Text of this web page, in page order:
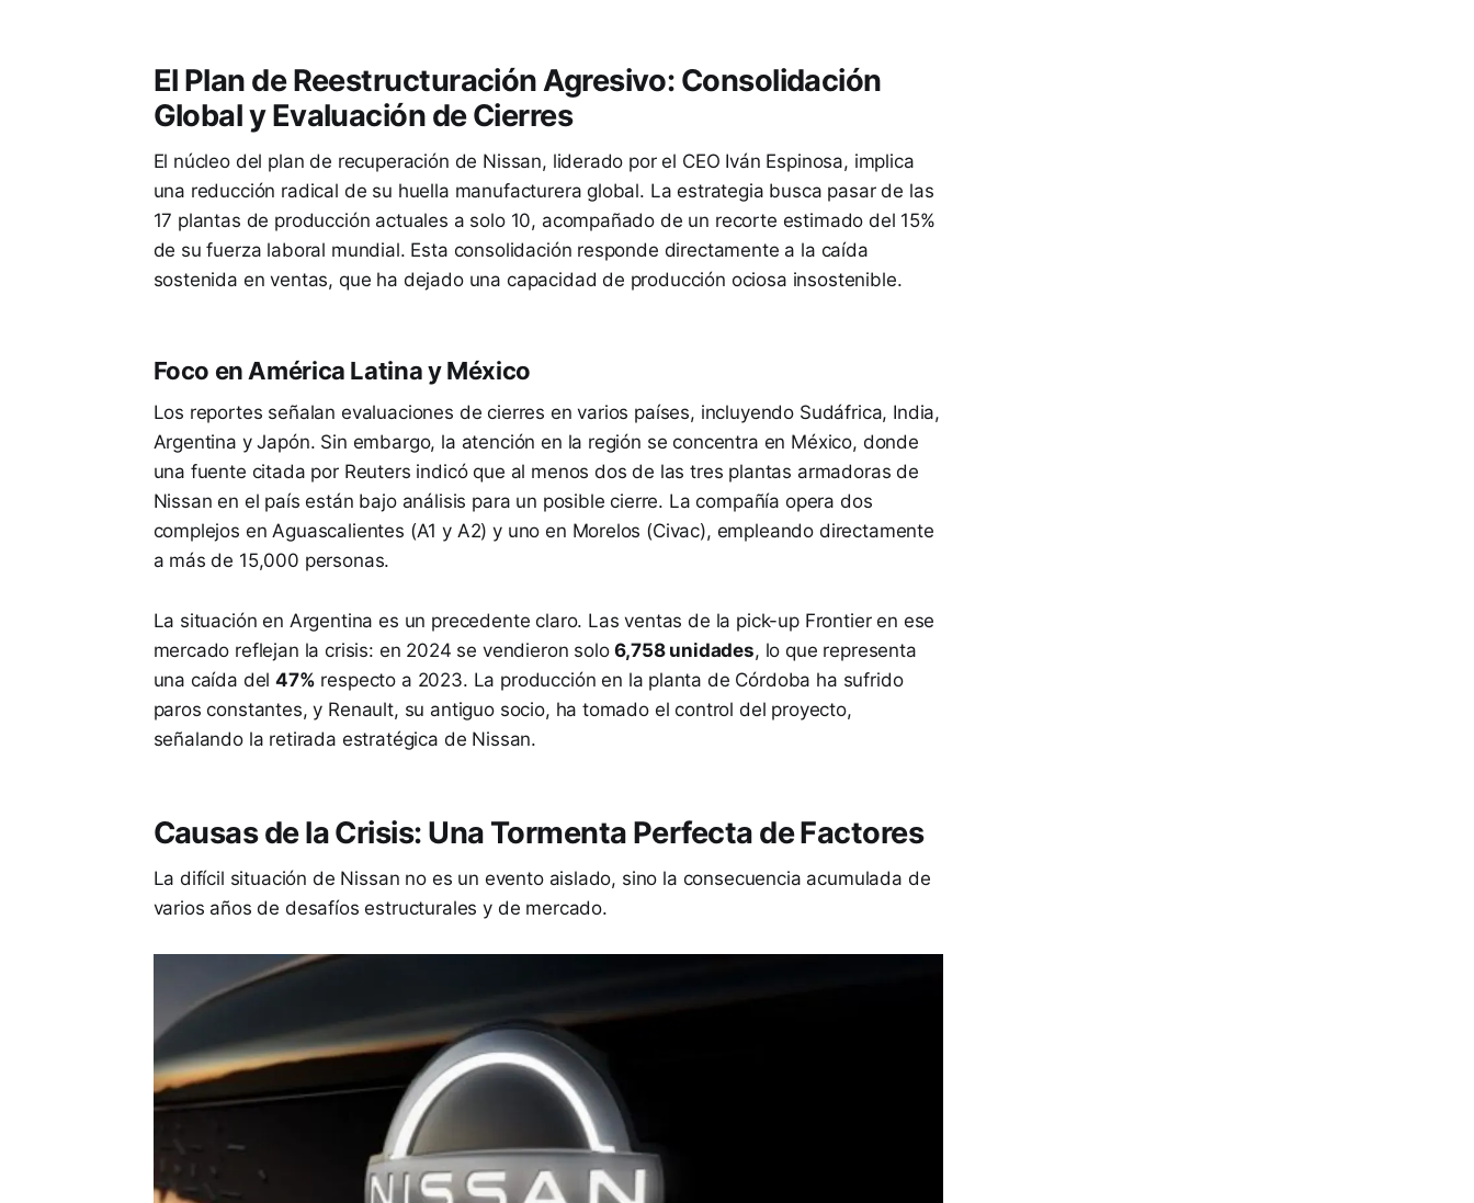
El Plan de Reestructuración Agresivo: Consolidación
Global y Evaluación de Cierres
El núcleo del plan de recuperación de Nissan, liderado por el CEO Iván Espinosa, implica
una reducción radical de su huella manufacturera global. La estrategia busca pasar de las
17 plantas de producción actuales a solo 10, acompañado de un recorte estimado del 15%
de su fuerza laboral mundial. Esta consolidación responde directamente a la caída
sostenida en ventas, que ha dejado una capacidad de producción ociosa insostenible.
Foco en América Latina y México
Los reportes señalan evaluaciones de cierres en varios países, incluyendo Sudáfrica, India,
Argentina y Japón. Sin embargo, la atención en la región se concentra en México, donde
una fuente citada por Reuters indicó que al menos dos de las tres plantas armadoras de
Nissan en el país están bajo análisis para un posible cierre. La compañía opera dos
complejos en Aguascalientes (A1 y A2) y uno en Morelos (Civac), empleando directamente
a más de 15,000 personas.
La situación en Argentina es un precedente claro. Las ventas de la pick-up Frontier en ese
mercado reflejan la crisis: en 2024 se vendieron solo6,758 unidades, lo que representa
una caída del47% respecto a 2023. La producción en la planta de Córdoba ha sufrido
paros constantes, y Renault, su antiguo socio, ha tomado el control del proyecto,
señalando la retirada estratégica de Nissan.
Causas de la Crisis: Una Tormenta Perfecta de Factores
La difícil situación de Nissan no es un evento aislado, sino la consecuencia acumulada de
varios años de desafíos estructurales y de mercado.